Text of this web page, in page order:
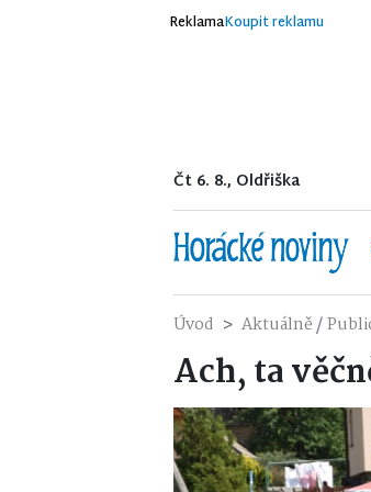
ReklamaKoupit reklamu
Čt 6. 8., Oldřiška
Úvod Aktuálně/
Ach, ta